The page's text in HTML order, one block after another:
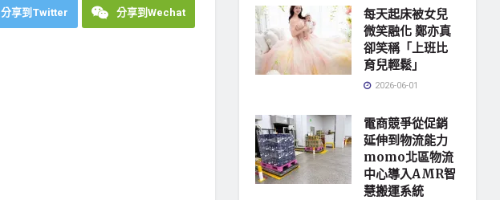
分享到Twitter 分享到Wechat
每天起床被女兒
微笑融化 鄭亦真
卻笑稱「上班比
育兒輕鬆」
2026-06-01
電商競爭從促銷
延伸到物流能力
momo北區物流
中心導入AMR智
慧搬運系統